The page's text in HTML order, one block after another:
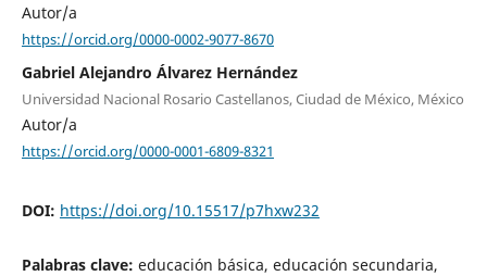
Autor/a
https://orcid.org/0000-0002-9077-8670
Gabriel Alejandro Álvarez Hernández
Universidad Nacional Rosario Castellanos, Ciudad de México, México
Autor/a
https://orcid.org/0000-0001-6809-8321
DOI: https://doi.org/10.15517/p7hxw232
Palabras clave: educación básica, educación secundaria,